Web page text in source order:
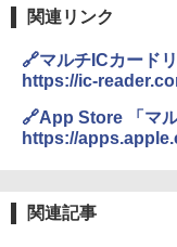
関連リンク
🔗マルチICカード
https://ic-
🔗App Store 「マ
https://
関連記事